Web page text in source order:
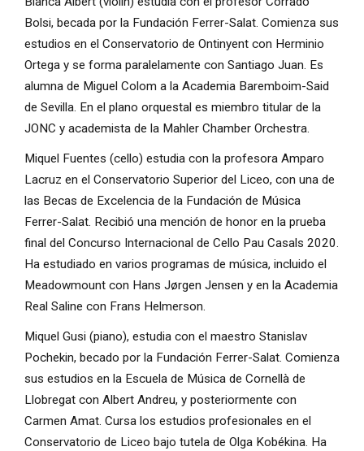
Bolsi, becada por la Fundación Ferrer-Salat. Comienza sus
estudios en el Conservatorio de Ontinyent con Herminio
Ortega y se forma paralelamente con Santiago Juan. Es
alumna de Miguel Colom a la Academia Baremboim-Said
de Sevilla. En el plano orquestal es miembro titular de la
JONC y academista de la Mahler Chamber Orchestra.
Miquel Fuentes (cello) estudia con la profesora Amparo
Lacruz en el Conservatorio Superior del Liceo, con una de
las Becas de Excelencia de la Fundación de Música
Ferrer-Salat. Recibió una mención de honor en la prueba
final del Concurso Internacional de Cello Pau Casals 2020.
Ha estudiado en varios programas de música, incluido el
Meadowmount con Hans Jørgen Jensen y en la Academia
Real Saline con Frans Helmerson.
Miquel Gusi (piano), estudia con el maestro Stanislav
Pochekin, becado por la Fundación Ferrer-Salat. Comienza
sus estudios en la Escuela de Música de Cornellà de
Llobregat con Albert Andreu, y posteriormente con
Carmen Amat. Cursa los estudios profesionales en el
Conservatorio de Liceo bajo tutela de Olga Kobékina. Ha